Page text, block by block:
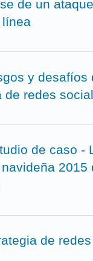
de un
línea
y desafíos
de redes
de caso -
2015
de